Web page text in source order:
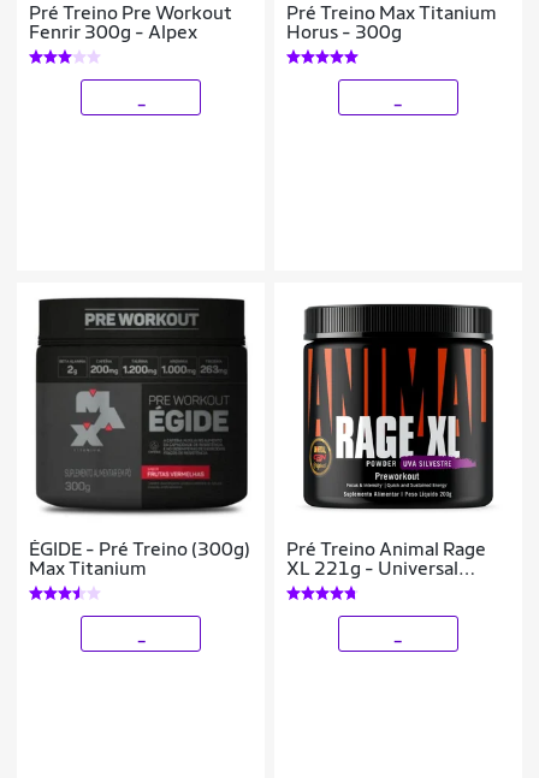
Pré Treino Pre Workout
Fenrir 300g - Alpex
Pré Treino Max Titanium
Horus - 300g
ÉGIDE - Pré Treino (300g)
Max Titanium
Pré Treino Animal Rage
XL 221g - Universal
Nutrition